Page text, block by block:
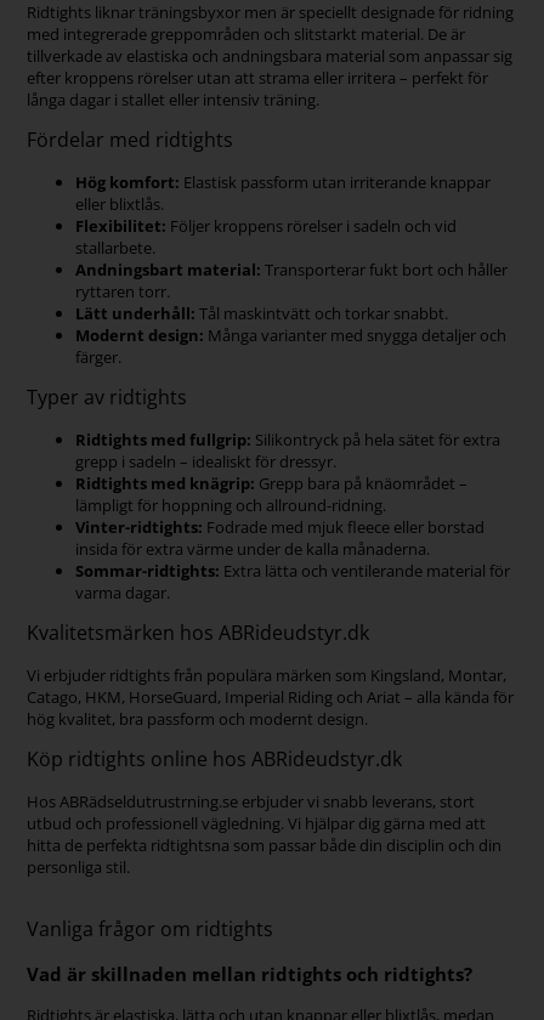
Ridtights liknar träningsbyxor men är speciellt designade för ridning
med integrerade greppområden och slitstarkt material. De är
tillverkade av elastiska och andningsbara material som anpassar sig
efter kroppens rörelser utan att strama eller irritera – perfekt för
långa dagar i stallet eller intensiv träning.
Fördelar med ridtights
Hög komfort: Elastisk passform utan irriterande knappar
eller blixtlås.
Flexibilitet: Följer kroppens rörelser i sadeln och vid
stallarbete.
Andningsbart material: Transporterar fukt bort och håller
ryttaren torr.
Lätt underhåll: Tål maskintvätt och torkar snabbt.
Modernt design: Många varianter med snygga detaljer och
färger.
Typer av ridtights
Ridtights med fullgrip: Silikontryck på hela sätet för extra
grepp i sadeln – idealiskt för dressyr.
Ridtights med knägrip: Grepp bara på knäområdet –
lämpligt för hoppning och allround-ridning.
Vinter-ridtights: Fodrade med mjuk fleece eller borstad
insida för extra värme under de kalla månaderna.
Sommar-ridtights: Extra lätta och ventilerande material för
varma dagar.
Kvalitetsmärken hos ABRideudstyr.dk
Vi erbjuder ridtights från populära märken som Kingsland, Montar,
Catago, HKM, HorseGuard, Imperial Riding och Ariat – alla kända för
hög kvalitet, bra passform och modernt design.
Köp ridtights online hos ABRideudstyr.dk
Hos ABRädseldutrustrning.se erbjuder vi snabb leverans, stort
utbud och professionell vägledning. Vi hjälpar dig gärna med att
hitta de perfekta ridtightsna som passar både din disciplin och din
personliga stil.
Vanliga frågor om ridtights
Vad är skillnaden mellan ridtights och ridtights?
Ridtights är elastiska, lätta och utan knappar eller blixtlås, medan